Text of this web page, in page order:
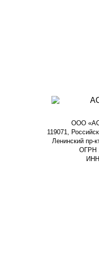
ООО
119071,
Ленинский пр-
ОГРН